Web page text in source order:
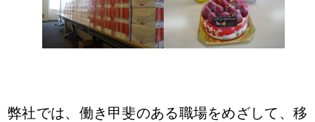
弊社では、働き甲斐のある職場をめざして、移